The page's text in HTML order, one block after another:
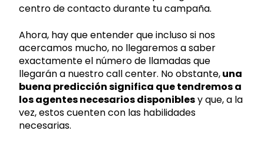
centro de contacto durante tu campaña.
Ahora, hay que entender que incluso si nos
acercamos mucho, no llegaremos a saber
exactamente el número de llamadas que
llegarán a nuestro call center. No obstante,una
buena predicción significa que tendremos a
los agentes necesarios disponiblesy que, a la
vez, estos cuenten con las habilidades
necesarias.